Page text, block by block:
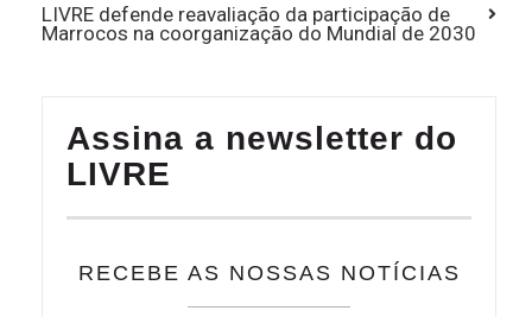
LIVRE defende reavaliação da participação de
Marrocos na coorganização do Mundial de 2030
Assina a newsletter do
LIVRE
RECEBE AS NOSSAS NOTÍCIAS